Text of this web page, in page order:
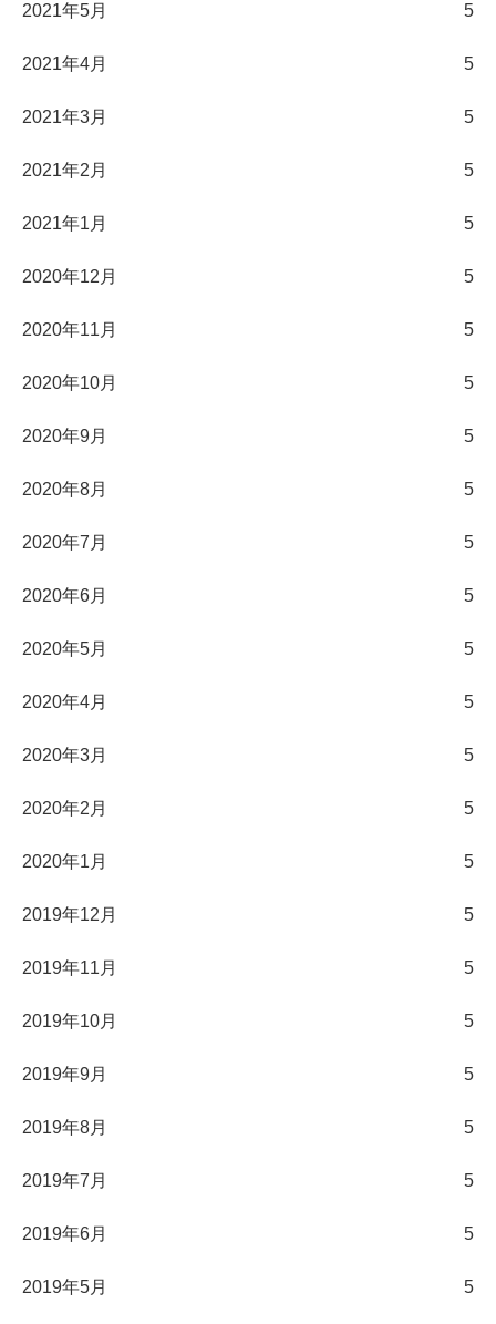
2021年5月 5
2021年4月 5
2021年3月 5
2021年2月 5
2021年1月 5
2020年12月 5
2020年11月 5
2020年10月 5
2020年9月 5
2020年8月 5
2020年7月 5
2020年6月 5
2020年5月 5
2020年4月 5
2020年3月 5
2020年2月 5
2020年1月 5
2019年12月 5
2019年11月 5
2019年10月 5
2019年9月 5
2019年8月 5
2019年7月 5
2019年6月 5
2019年5月 5